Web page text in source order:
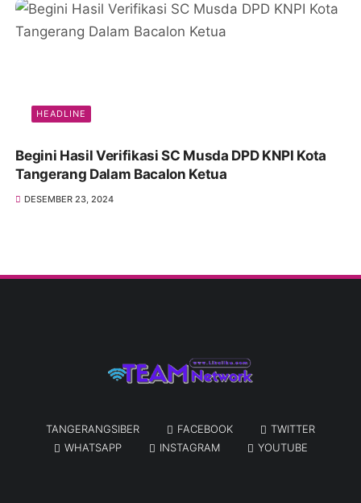
HEADLINE
Begini Hasil Verifikasi SC Musda DPD KNPI Kota
Tangerang Dalam Bacalon Ketua
DESEMBER 23, 2024
TANGERANGSIBER FACEBOOK
TWITTER
WHATSAPP
INSTAGRAM YOUTUBE